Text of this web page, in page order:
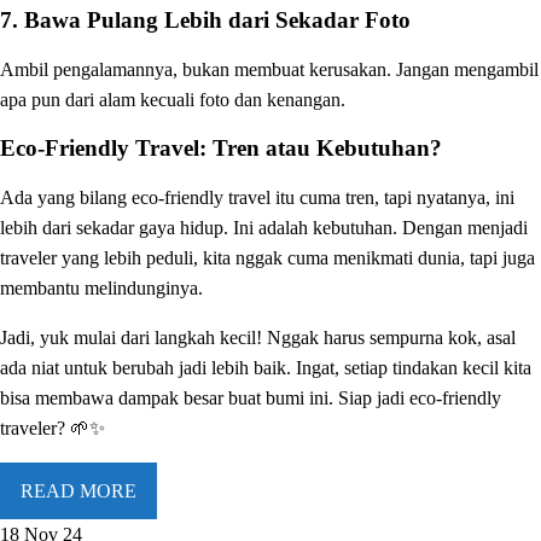
7. Bawa Pulang Lebih dari Sekadar Foto
Ambil pengalamannya, bukan membuat kerusakan. Jangan mengambil
apa pun dari alam kecuali foto dan kenangan.
Eco-Friendly Travel: Tren atau Kebutuhan?
Ada yang bilang eco-friendly travel itu cuma tren, tapi nyatanya, ini
lebih dari sekadar gaya hidup. Ini adalah kebutuhan. Dengan menjadi
traveler yang lebih peduli, kita nggak cuma menikmati dunia, tapi juga
membantu melindunginya.
Jadi, yuk mulai dari langkah kecil! Nggak harus sempurna kok, asal
ada niat untuk berubah jadi lebih baik. Ingat, setiap tindakan kecil kita
bisa membawa dampak besar buat bumi ini. Siap jadi eco-friendly
traveler? 🌱✨
READ MORE
18 Nov 24